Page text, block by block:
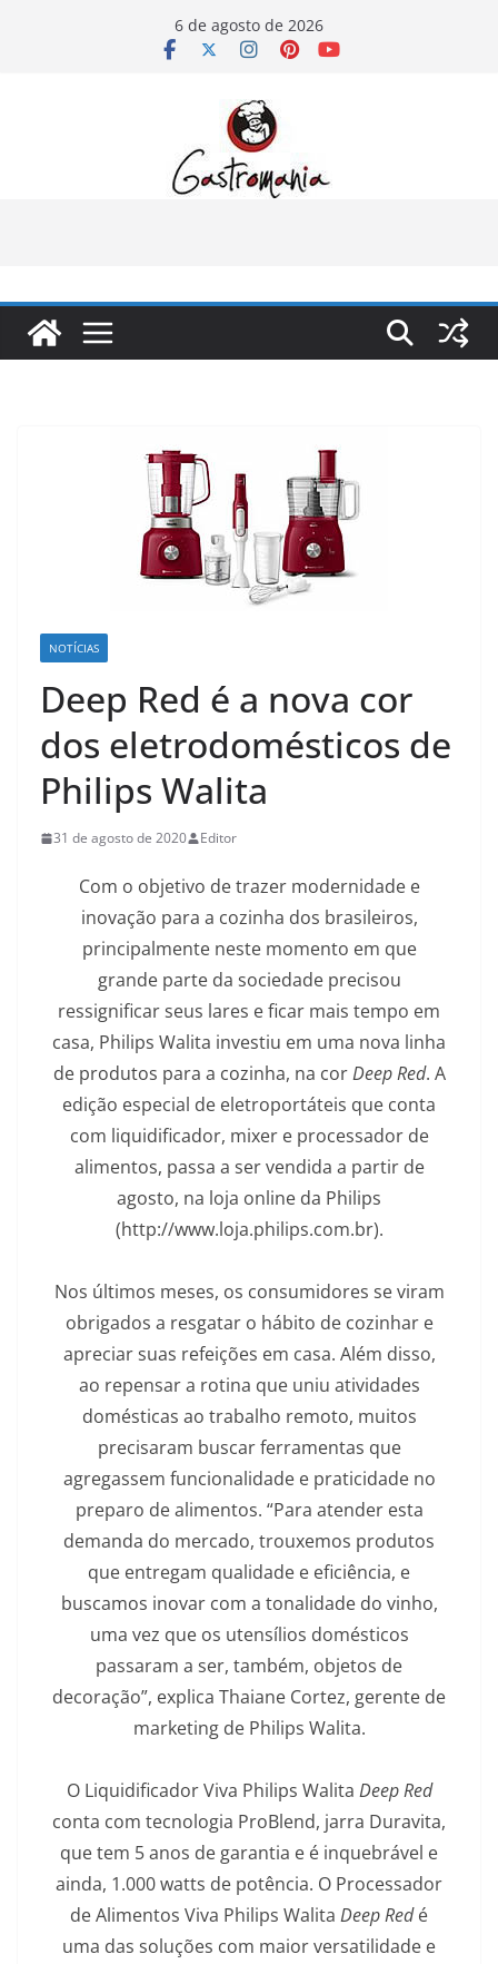
6 de agosto de 2026
NOTÍCIAS
Deep Red é a nova cor
dos eletrodomésticos de
Philips Walita
31 de agosto de 2020 Editor
Com o objetivo de trazer modernidade e
inovação para a cozinha dos brasileiros,
principalmente neste momento em que
grande parte da sociedade precisou
ressignificar seus lares e ficar mais tempo em
casa, Philips Walita investiu em uma nova linha
de produtos para a cozinha, na corDeep Red. A
edição especial de eletroportáteis que conta
com liquidificador, mixer e processador de
alimentos, passa a ser vendida a partir de
agosto, na loja online da Philips
(http://www.loja.philips.com.br).
Nos últimos meses, os consumidores se viram
obrigados a resgatar o hábito de cozinhar e
apreciar suas refeições em casa. Além disso,
ao repensar a rotina que uniu atividades
domésticas ao trabalho remoto, muitos
precisaram buscar ferramentas que
agregassem funcionalidade e praticidade no
preparo de alimentos. “Para atender esta
demanda do mercado, trouxemos produtos
que entregam qualidade e eficiência, e
buscamos inovar com a tonalidade do vinho,
uma vez que os utensílios domésticos
passaram a ser, também, objetos de
decoração”, explica Thaiane Cortez, gerente de
marketing de Philips Walita.
O Liquidificador Viva Philips Walita Deep Red
conta com tecnologia ProBlend, jarra Duravita,
que tem 5 anos de garantia e é inquebrável e
ainda, 1.000 watts de potência. O Processador
de Alimentos Viva Philips Walita Deep Redé
uma das soluções com maior versatilidade e